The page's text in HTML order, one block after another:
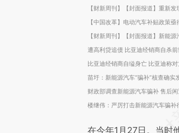
【财新周刊】【封面报道】重新发
【中国改革】电动汽车补贴政策亟
【财新周刊】【封面报道】新能
遭高利贷追债 比亚迪经销商自杀
比亚迪经销商自缢身亡 比亚迪称
苗圩：新能源汽车“骗补”核查确实
财政部调查新能源汽车骗补 售后
楼继伟：严厉打击新能源汽车骗补
在今年1月27日。当时